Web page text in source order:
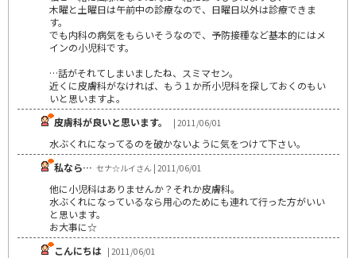
木曜と土曜日は午前中の診療なので、日曜日以外は診療できま
す。
でも内科の病気をもらいそうなので、予防接種など基本的にはメ
インの小児科です。
…話がそれてしまいましたね、スミマセン。
近くに皮膚科がなければ、もう１か所小児科を探しておくのもい
いと思いますよ。
皮膚科が良いと思います。
| 2011/06/01
水ぶくれになってるのを破かないように気をつけて下さい。
私なら… セナ☆ルイさん | 2011/06/01
他に小児科はありませんか？それか皮膚科。
水ぶくれになっているなら用心のためにも連れて行った方がいい
と思います。
お大事に☆
こんにちは | 2011/06/01